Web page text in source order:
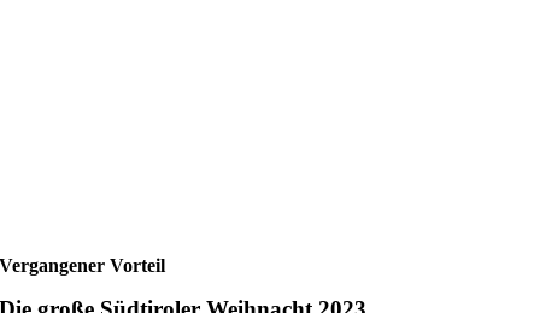
Vergangener Vorteil